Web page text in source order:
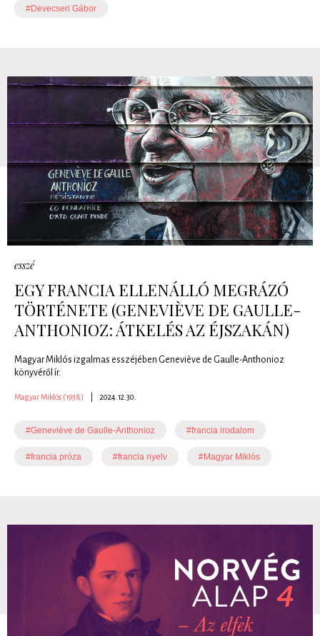
#Devecseri Gábor
esszé
EGY FRANCIA ELLENÁLLÓ MEGRÁZÓ
TÖRTÉNETE (GENEVIÈVE DE GAULLE-
ANTHONIOZ: ÁTKELÉS AZ ÉJSZAKÁN)
Magyar Miklós izgalmas esszéjében Geneviève de Gaulle-Anthonioz
könyvéről ír.
Magyar Miklós (1938) 2024.12.30.
#Geneviève de Gaulle-Anthonioz #francia irodalom
#francia próza #francia nyelv #Magyar Miklós